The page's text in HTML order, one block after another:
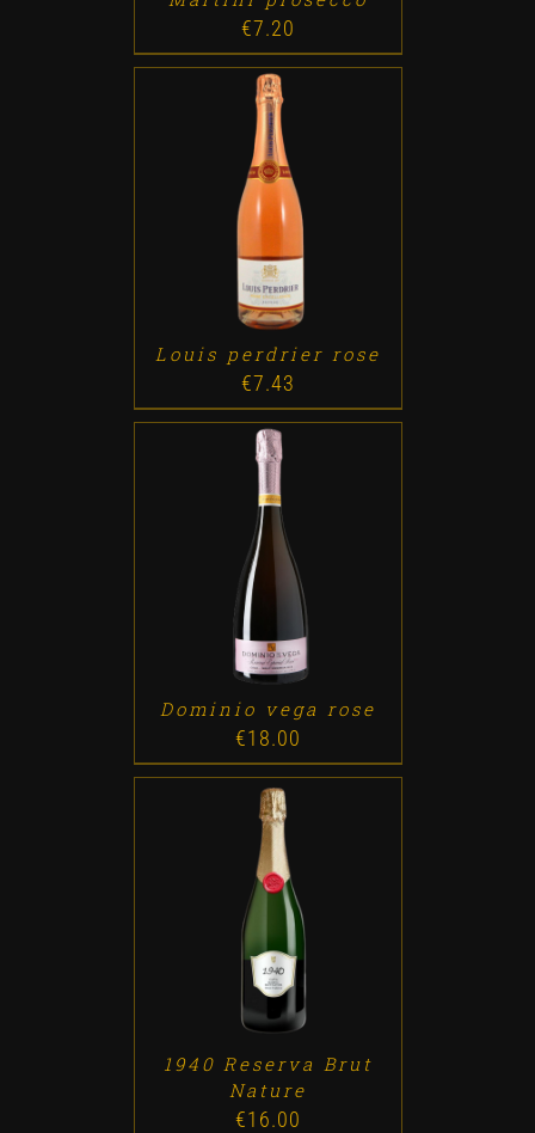
€7.20
ADD TO CART / DETALLES
Louis perdrier rose
€7.43
ADD TO CART
Dominio vega rose
€18.00
ADD TO CART DETALLES
1940 Reserva Brut
Nature
€16.00